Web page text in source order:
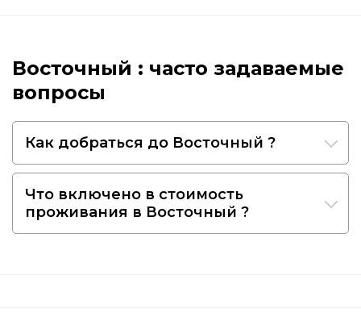
Восточный : часто задаваемые
вопросы
Как добраться до Восточный ?
Что включено в стоимость
проживания в Восточный ?